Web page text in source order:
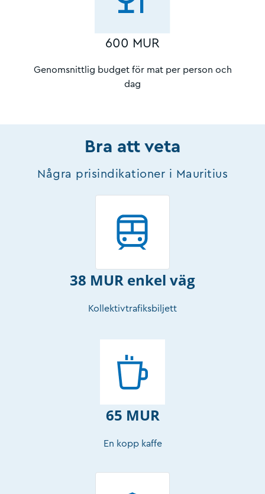
600 MUR
Genomsnittlig budget för mat per person och
dag
Bra att veta
Några prisindikationer i Mauritius
38 MUR enkel väg
Kollektivtrafiksbiljett
65 MUR
En kopp kaffe